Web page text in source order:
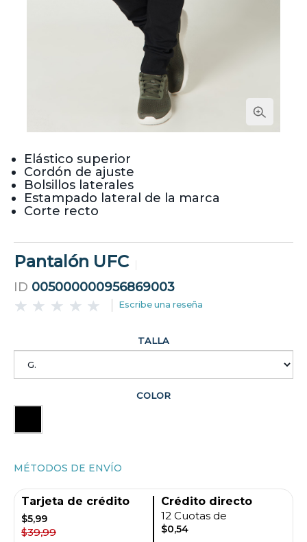
Elástico superior
Cordón de ajuste
Bolsillos laterales
Estampado lateral de la marca
Corte recto
Pantalón UFC
ID 005000000956869003
Escribe una reseña
TALLA
COLOR
MÉTODOS DE ENVÍO
Tarjeta de crédito
$5,99
$39,99
Crédito directo
12 Cuotas de
$0,54